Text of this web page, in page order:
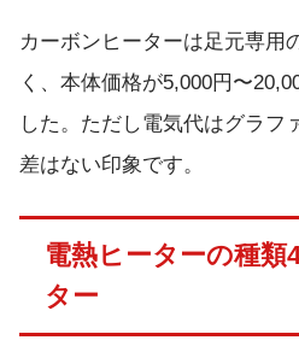
カーボンヒーターは足元専用
く、本体価格が5,000円〜
した。ただし電気代はグラフ
差はない印象です。
電熱ヒーターの種類
ター